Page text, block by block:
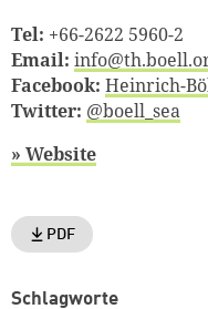
Tel: +66-2622 5960-2
Email:
Facebook: Heinrich-
Twitter: @boell_sea
» Website
PDF
Schlagworte
weiter